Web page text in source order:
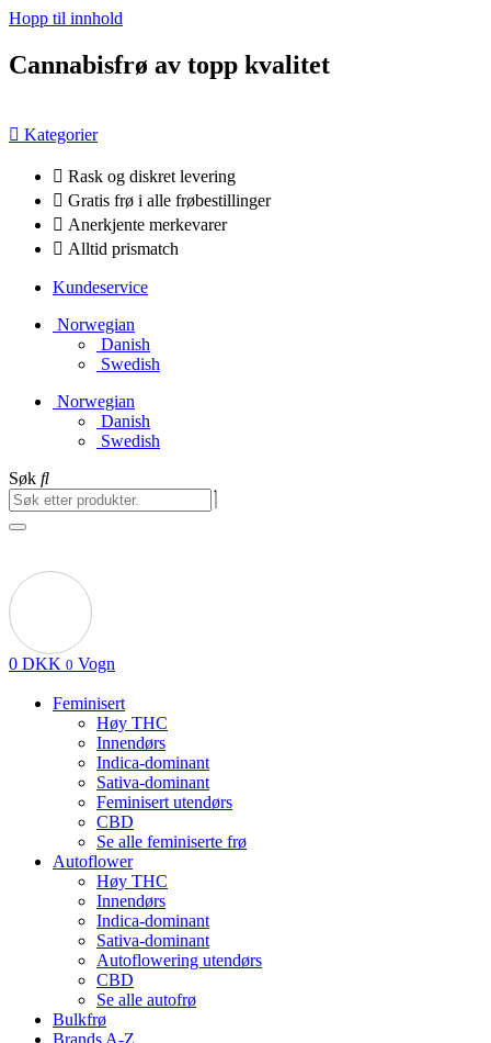
Hopp til innhold
Cannabisfrø av topp kvalitet
Kategorier
Rask og diskret levering
Gratis frø i alle frøbestillinger
Anerkjente merkevarer
Alltid prismatch
Kundeservice
Norwegian
Danish
Swedish
Norwegian
Danish
Swedish
Søk
0 DKK 0 Vogn
Feminisert
Høy THC
Innendørs
Indica-dominant
Sativa-dominant
Feminisert utendørs
CBD
Se alle feminiserte frø
Autoflower
Høy THC
Innendørs
Indica-dominant
Sativa-dominant
Autoflowering utendørs
CBD
Se alle autofrø
Bulkfrø
Brands A-Z